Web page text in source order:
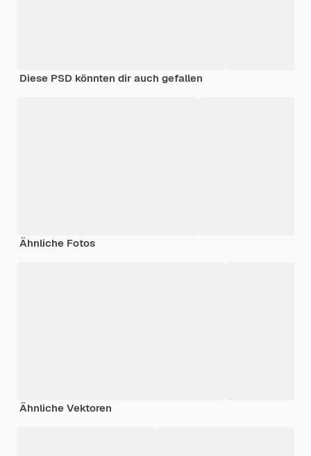
Diese PSD könnten dir auch gefallen
Ähnliche Fotos
Ähnliche Vektoren